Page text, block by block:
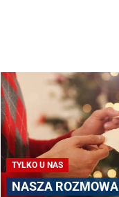
TYLKO U NAS
NASZA ROZMOWA